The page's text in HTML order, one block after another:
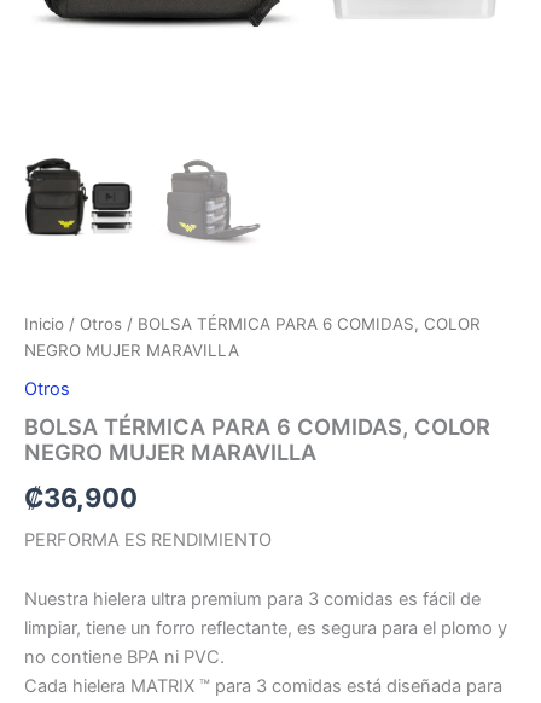
Inicio / Otros / BOLSA TÉRMICA PARA 6 COMIDAS, COLOR
NEGRO MUJER MARAVILLA
Otros
BOLSA TÉRMICA PARA 6 COMIDAS, COLOR
NEGRO MUJER MARAVILLA
₡36,900
PERFORMA ES RENDIMIENTO
Nuestra hielera ultra premium para 3 comidas es fácil de
limpiar, tiene un forro reflectante, es segura para el plomo y
no contiene BPA ni PVC.
Cada hielera MATRIX ™ para 3 comidas está diseñada para